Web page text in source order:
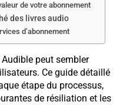
de votre abonnement
des livres audio
d’abonnement
peut sembler
Ce guide détaillé
étape du processus,
de résiliation et les